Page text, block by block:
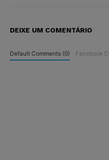
DEIXE UM COMENTÁRIO
Default Comments (0) Facebook